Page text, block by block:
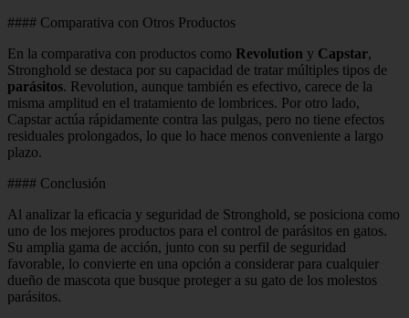
#### Comparativa con Otros Productos
En la comparativa con productos como Revolution y Capstar,
Stronghold se destaca por su capacidad de tratar múltiples tipos de
parásitos. Revolution, aunque también es efectivo, carece de la
misma amplitud en el tratamiento de lombrices. Por otro lado,
Capstar actúa rápidamente contra las pulgas, pero no tiene efectos
residuales prolongados, lo que lo hace menos conveniente a largo
plazo.
#### Conclusión
Al analizar la eficacia y seguridad de Stronghold, se posiciona como
uno de los mejores productos para el control de parásitos en gatos.
Su amplia gama de acción, junto con su perfil de seguridad
favorable, lo convierte en una opción a considerar para cualquier
dueño de mascota que busque proteger a su gato de los molestos
parásitos.